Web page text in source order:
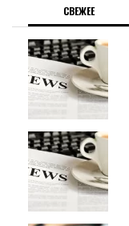
СВЕЖЕЕ